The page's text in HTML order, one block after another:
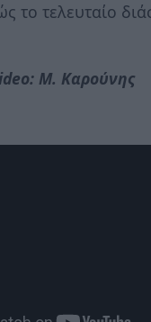
το τελευταίο
Μ. Καρούνης